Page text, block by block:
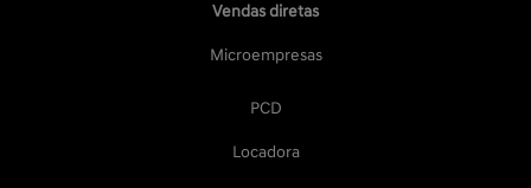
Vendas diretas
Microempresas
PCD
Locadora